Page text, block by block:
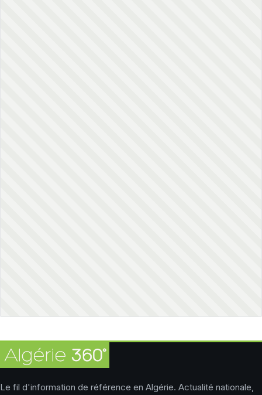
Le fil d'information de référence en Algérie. Actualité nationale,